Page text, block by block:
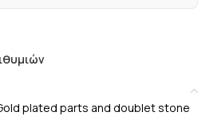
plated parts and doublet stone